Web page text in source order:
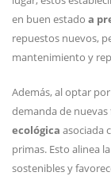
en buen estado a
repuestos nuevos,
mantenimiento y
Además, al optar
demanda de nuevas
ecológica asociada
primas. Esto alinea
sostenibles y